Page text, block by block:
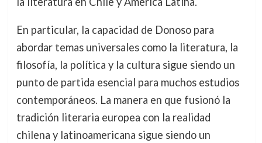
En particular, la capacidad de Donoso para
abordar temas universales como la literatura, la
filosofía, la política y la cultura sigue siendo un
punto de partida esencial para muchos estudios
contemporáneos. La manera en que fusionó la
tradición literaria europea con la realidad
chilena y latinoamericana sigue siendo un